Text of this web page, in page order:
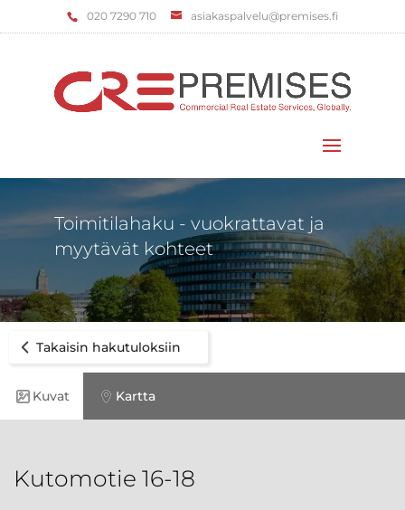
‌020 7290 710 asiakaspalvelu@premises.fi
Toimitilahaku - vuokrattavat ja
myytävät kohteet
Takaisin hakutuloksiin
Kuvat Kartta
Kutomotie 16-18